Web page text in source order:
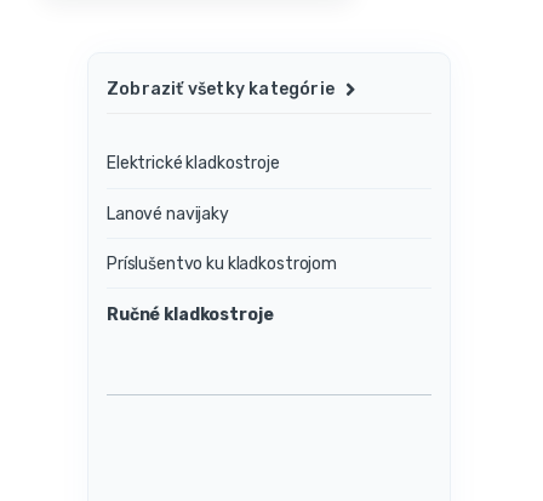
Zobraziť všetky kategórie
Elektrické kladkostroje
Lanové navijaky
Príslušentvo ku kladkostrojom
Ručné kladkostroje